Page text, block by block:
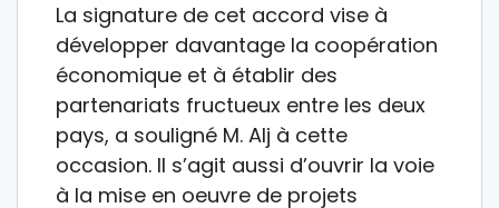
La signature de cet accord vise à
développer davantage la coopération
économique et à établir des
partenariats fructueux entre les deux
pays, a souligné M. Alj à cette
occasion. Il s’agit aussi d’ouvrir la voie
à la mise en oeuvre de projets